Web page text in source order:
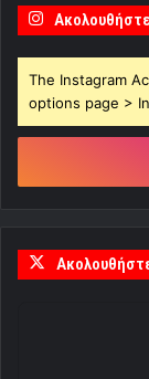
The Instagram
options page >